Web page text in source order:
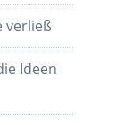
verließ
Ideen